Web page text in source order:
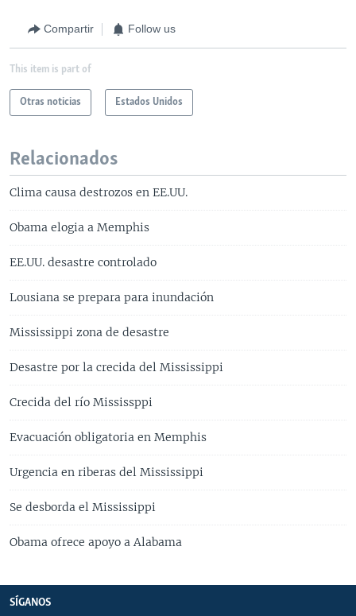
Compartir Follow us
This item is part of
Otras noticias Estados Unidos
Relacionados
Clima causa destrozos en EE.UU.
Obama elogia a Memphis
EE.UU. desastre controlado
Lousiana se prepara para inundación
Mississippi zona de desastre
Desastre por la crecida del Mississippi
Crecida del río Mississppi
Evacuación obligatoria en Memphis
Urgencia en riberas del Mississippi
Se desborda el Mississippi
Obama ofrece apoyo a Alabama
SÍGANOS